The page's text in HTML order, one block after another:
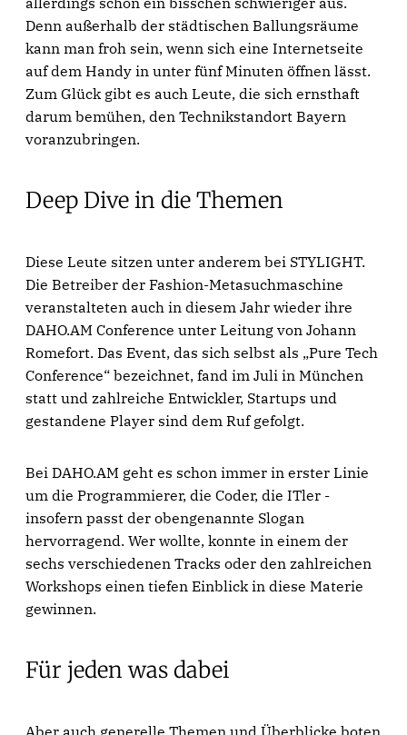
Denn außerhalb der städtischen Ballungsräume
kann man froh sein, wenn sich eine Internetseite
auf dem Handy in unter fünf Minuten öffnen lässt.
Zum Glück gibt es auch Leute, die sich ernsthaft
darum bemühen, den Technikstandort Bayern
voranzubringen.
Deep Dive in die Themen
Diese Leute sitzen unter anderem bei STYLIGHT.
Die Betreiber der Fashion-Metasuchmaschine
veranstalteten auch in diesem Jahr wieder ihre
DAHO.AM Conference unter Leitung von Johann
Romefort. Das Event, das sich selbst als „Pure Tech
Conference“ bezeichnet, fand im Juli in München
statt und zahlreiche Entwickler, Startups und
gestandene Player sind dem Ruf gefolgt.
Bei DAHO.AM geht es schon immer in erster Linie
um die Programmierer, die Coder, die ITler -
insofern passt der obengenannte Slogan
hervorragend. Wer wollte, konnte in einem der
sechs verschiedenen Tracks oder den zahlreichen
Workshops einen tiefen Einblick in diese Materie
gewinnen.
Für jeden was dabei
Aber auch generelle Themen und Überblicke boten